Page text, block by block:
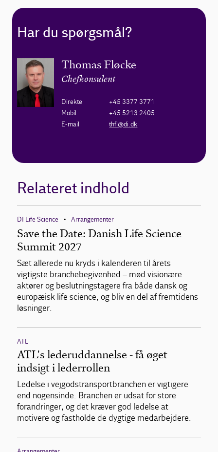
Har du spørgsmål?
Thomas Fløcke
Chefkonsulent
Direkte
+45 3377 3771
Mobil
+45 5213 2405
E-mail
thfl@di.dk
Relateret indhold
DI Life Science • Arrangementer
Save the Date: Danish Life Science
Summit 2027
Sæt allerede nu kryds i kalenderen til årets
vigtigste branchebegivenhed – mød visionære
aktører og beslutningstagere fra både dansk og
europæisk life science, og bliv en del af fremtidens
løsninger.
ATL
ATL's lederuddannelse - få øget
indsigt i lederrollen
Ledelse i vejgodstransportbranchen er vigtigere
end nogensinde. Branchen er udsat for store
forandringer, og det kræver god ledelse at
motivere og fastholde de dygtige medarbejdere.